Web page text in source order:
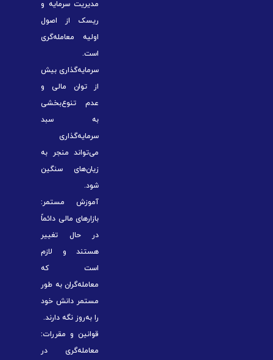
مدیریت سرمایه و
ریسک از اصول
اولیه معامله‌گری
است.
سرمایه‌گذاری بیش
از توان مالی و
عدم تنوع‌بخشی
به سبد
سرمایه‌گذاری
می‌تواند منجر به
زیان‌های سنگین
شود.
آموزش مستمر:
بازارهای مالی دائماً
در حال تغییر
هستند و لازم
است که
معامله‌گران به طور
مستمر دانش خود
را به‌روز نگه دارند.
قوانین و مقررات:
معامله‌گری در